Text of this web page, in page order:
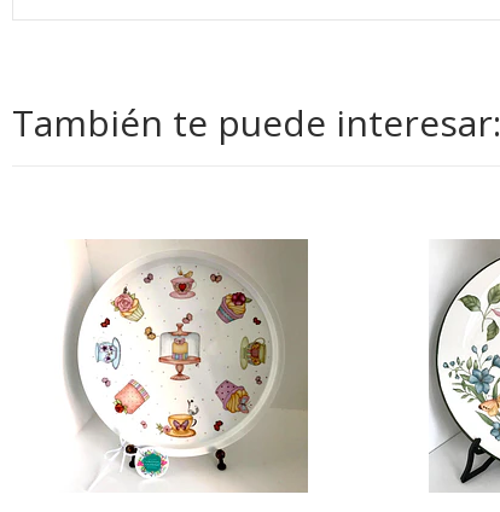
También te puede interesar: